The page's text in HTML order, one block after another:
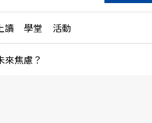
讀 學堂 活動
訂閱方案
來焦慮？